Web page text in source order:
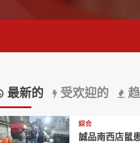
最新的 受欢迎的
綜合
誠品南西店鼠